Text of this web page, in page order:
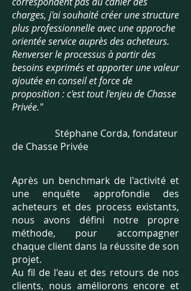
charges, j'ai souhaité créer une structure
plus professionnelle avec une approche
orientée service auprès des acheteurs.
Renverser le processus à partir des
besoins exprimés et apporter une valeur
ajoutée en conseil et force de
proposition : c'est tout l'enjeu de Chasse
Privée."
Stéphane Corda, fondateur
de Chasse Privée
Après un benchmark de l'activité et
une enquête approfondie des
acheteurs et des process existants,
nous avons défini notre propre
méthode, pour accompagner
chaque client dans la réussite de son
projet.
Au fil de l'eau et des retours de nos
clients, nous améliorons encore et